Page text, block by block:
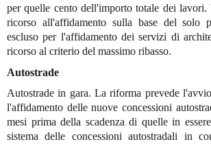
per quelle cento dell'importo totale dei
ricorso all'affidamento sulla base del solo
escluso per l'affidamento dei servizi di
ricorso al criterio del massimo ribasso.
Autostrade
Autostrade in gara. La riforma prevede
l'affidamento delle nuove concessioni
mesi prima della scadenza di quelle in
sistema delle concessioni autostradali in